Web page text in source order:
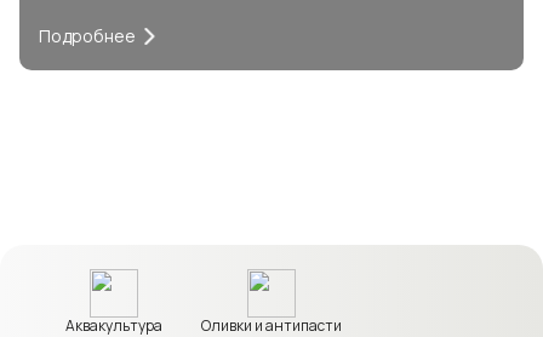
Подробнее
Аквакультура Оливки и антипасти